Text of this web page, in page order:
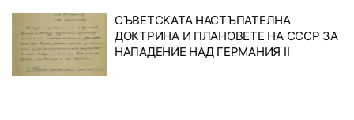
СЪВЕТСКАТА НАСТЪПАТЕЛНА
ДОКТРИНА И ПЛАНОВЕТЕ НА СССР ЗА
НАПАДЕНИЕ НАД ГЕРМАНИЯ II